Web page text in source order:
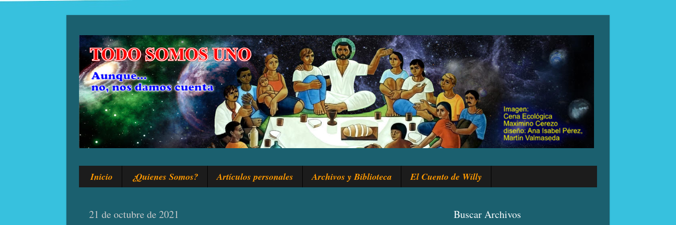
Inicio ¿Quienes Somos? Artículos personales Archivos y Biblioteca El Cuento de Willy
21 de octubre de 2021 Buscar Archivos